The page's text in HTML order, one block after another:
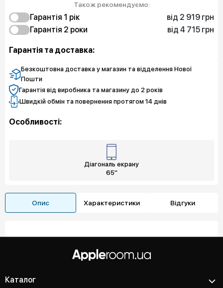
Також рекомендуємо:
Гарантія 1 рік
від 2 919 грн
Захист від браку
2 919 грн
Гарантія 2 роки
від 4 715 грн
Захист екрану
Гарантія та доставка:
Безкоштовна доставка у магазин та відделення Нової
Пошти
Гарантія від виробника та магазину до 2 років
Швидкій обмін та повернення протягом 14 днів
Особливості:
Діагональ екрану
65"
Опис Характеристики Відгуки
Каталог